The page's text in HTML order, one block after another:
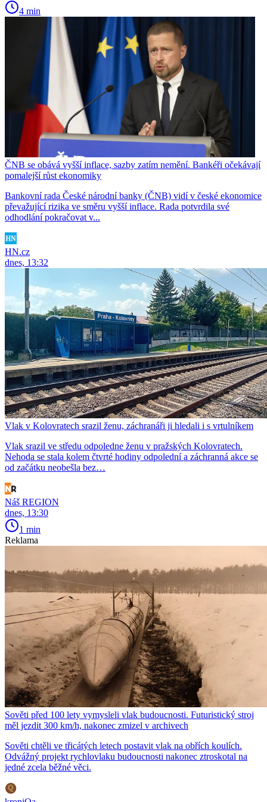
4 min
ČNB se obává vyšší inflace, sazby zatím nemění. Bankéři očekávají
pomalejší růst ekonomiky
Bankovní rada České národní banky (ČNB) vidí v české ekonomice
převažující rizika ve směru vyšší inflace. Rada potvrdila své
odhodlání pokračovat v...
HN.cz
dnes, 13:32
Vlak v Kolovratech srazil ženu, záchranáři ji hledali i s vrtulníkem
Vlak srazil ve středu odpoledne ženu v pražských Kolovratech.
Nehoda se stala kolem čtvrté hodiny odpolední a záchranná akce se
od začátku neobešla bez…
Náš REGION
dnes, 13:30
1 min
Reklama
Sověti před 100 lety vymysleli vlak budoucnosti. Futuristický stroj
měl jezdit 300 km/h, nakonec zmizel v archivech
Sověti chtěli ve třicátých letech postavit vlak na obřích koulích.
Odvážný projekt rychlovlaku budoucnosti nakonec ztroskotal na
jedné zcela běžné věci.